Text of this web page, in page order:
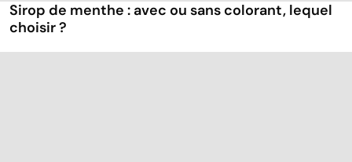
Sirop de menthe : avec ou sans colorant, lequel
choisir ?